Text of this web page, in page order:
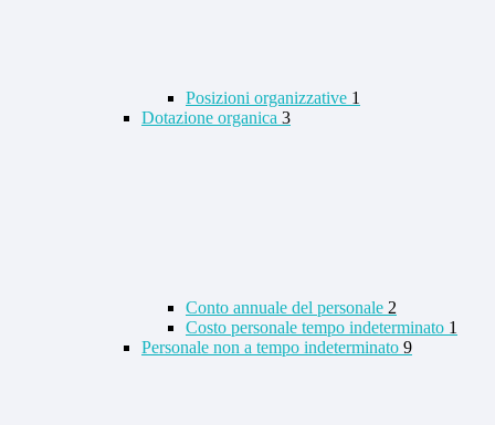
Posizioni organizzative 1
Dotazione organica 3
Conto annuale del personale 2
Costo personale tempo indeterminato 1
Personale non a tempo indeterminato 9